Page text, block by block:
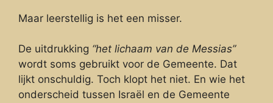
Maar leerstellig is het een misser.
De uitdrukking “het lichaam van de Messias”
wordt soms gebruikt voor de Gemeente. Dat
lijkt onschuldig. Toch klopt het niet. En wie het
onderscheid tussen Israël en de Gemeente